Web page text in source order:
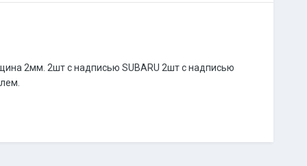
2мм. 2шт с надписью SUBARU 2шт c надписью